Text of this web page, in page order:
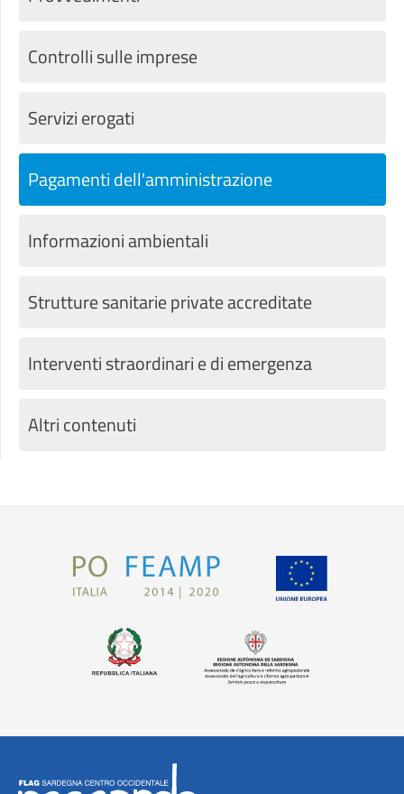
Controlli sulle imprese
Servizi erogati
Pagamenti dell'amministrazione
Informazioni ambientali
Strutture sanitarie private accreditate
Interventi straordinari e di emergenza
Altri contenuti